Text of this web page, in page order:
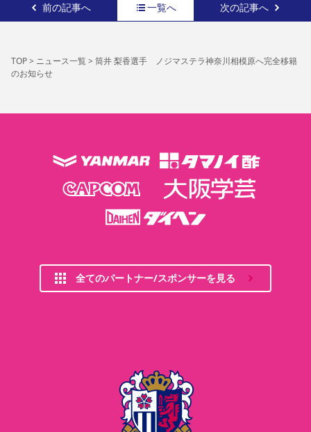
前の記事へ 一覧へ 次の記事へ
TOP> ニュース一覧> 筒井 梨香選手 ノジマステラ神奈川相模原へ完全移籍
のお知らせ
全てのパートナー/スポンサーを見る